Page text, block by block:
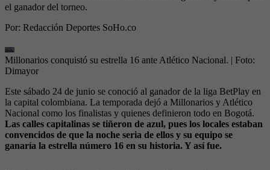
el ganador del torneo.
Por: Redacción Deportes SoHo.co
Millonarios conquistó su estrella 16 ante Atlético Nacional. | Foto:
Dimayor
Este sábado 24 de junio se conoció al ganador de la liga BetPlay en
la capital colombiana. La temporada dejó a Millonarios y Atlético
Nacional como los finalistas y quienes definieron todo en Bogotá.
Las calles capitalinas se tiñeron de azul, pues los locales estaban
convencidos de que la noche seria de ellos y su equipo se
ganaría la estrella número 16 en su historia. Y así fue.